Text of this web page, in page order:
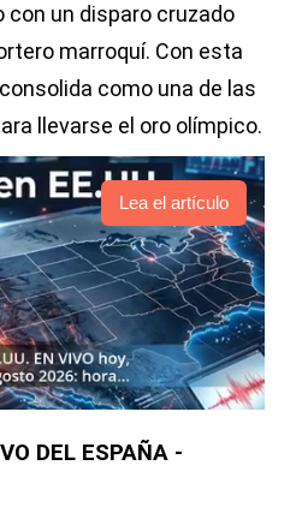
un disparo cruzado
marroquí. Con esta
como una de las
llevarse el oro olímpico.
Lea el artículo
DEL ESPAÑA -